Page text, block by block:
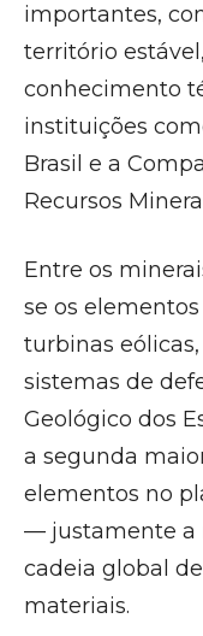
importantes,
território
conhecimento
instituições
Brasil e a
Recursos
Entre os
se os
turbinas
sistemas de
Geológico dos
a segunda
elementos no
— justamente a
cadeia global
materiais.